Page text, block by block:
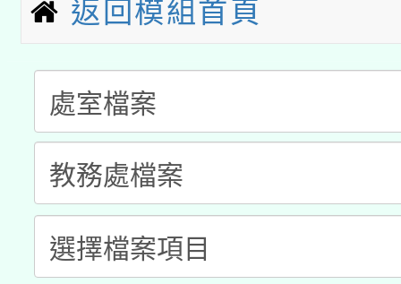
次招考甄選結果公告(
有關原住民族委員會
公告之原住民族歲時祭
一案。
兒童少年暑期犯罪預防
答一案
有關本府115年70歲以
人員健康講座「吃得安
心」，鼓勵退休同仁踴
案。
本校115學年度第2次
招甄選結果公告(無人
招)
適應運動共學行動站研
本館辦理115年度閱讀
返回模組首頁